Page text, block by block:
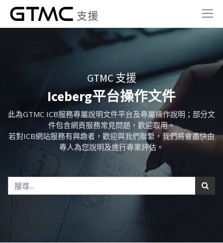
GTMC 支援
Iceberg平台操作文件
此為GTMC ICB服務專屬說明文件平台及專屬操作說明；部分文
件包含網頁服務常見問題，歡迎取用。
若對ICB網站服務有興趣者，歡迎與我們聯繫，我們將會盡快由
專人為您說明及進行專業評估。